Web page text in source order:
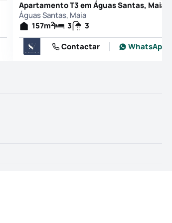
Apartamento T3 em Águas Santas, Maia
Águas Santas, Maia
157m2 3
3
Contactar
WhatsApp